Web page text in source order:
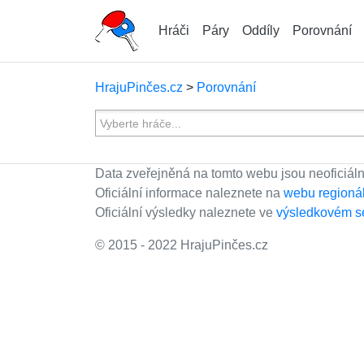
Hráči Páry Oddíly Porovnání
HrajuPinčes.cz > Porovnání
Data zveřejněná na tomto webu jsou
Oficiální informace naleznete na webu
Oficiální výsledky naleznete ve výsledkovém
© 2015 - 2022 HrajuPinčes.cz